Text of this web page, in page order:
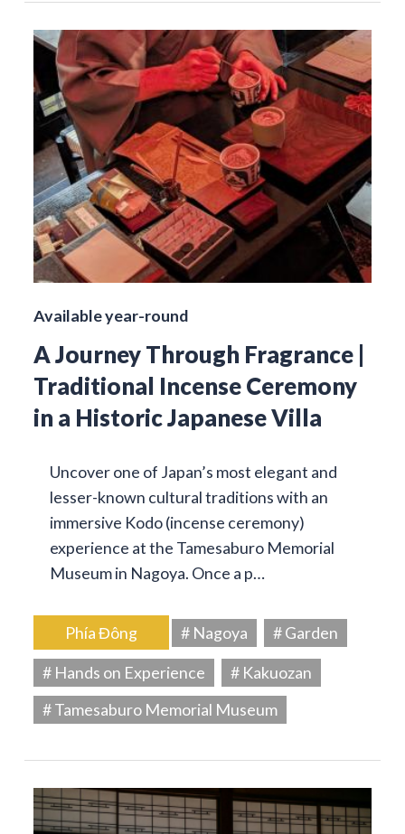
Available year-round
A Journey Through Fragrance |
Traditional Incense Ceremony
in a Historic Japanese Villa
Uncover one of Japan’s most elegant and
lesser-known cultural traditions with an
immersive Kodo (incense ceremony)
experience at the Tamesaburo Memorial
Museum in Nagoya. Once a p…
Phía Đông # Nagoya
# Garden
# Hands on Experience
# Kakuozan
# Tamesaburo Memorial Museum